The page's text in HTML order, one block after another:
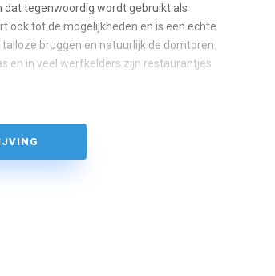
dat tegenwoordig wordt gebruikt als
ook tot de mogelijkheden en is een echte
bruggen en natuurlijk de domtoren.
en in veel werfkelders zijn restaurantjes